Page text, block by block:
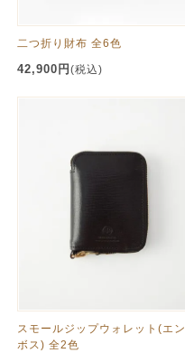
二つ折り財布 全6色
42,900円 (税込)
スモールジップウォレット(エン
ボス) 全2色